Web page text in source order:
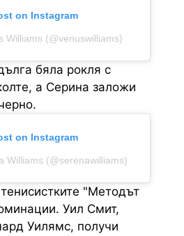
on Instagram
Williams (@venuswilliams)
бяла рокля с
а Серина заложи
on Instagram
Williams (@serenawilliams)
"Методът
Уил Смит,
Уилямс, получи